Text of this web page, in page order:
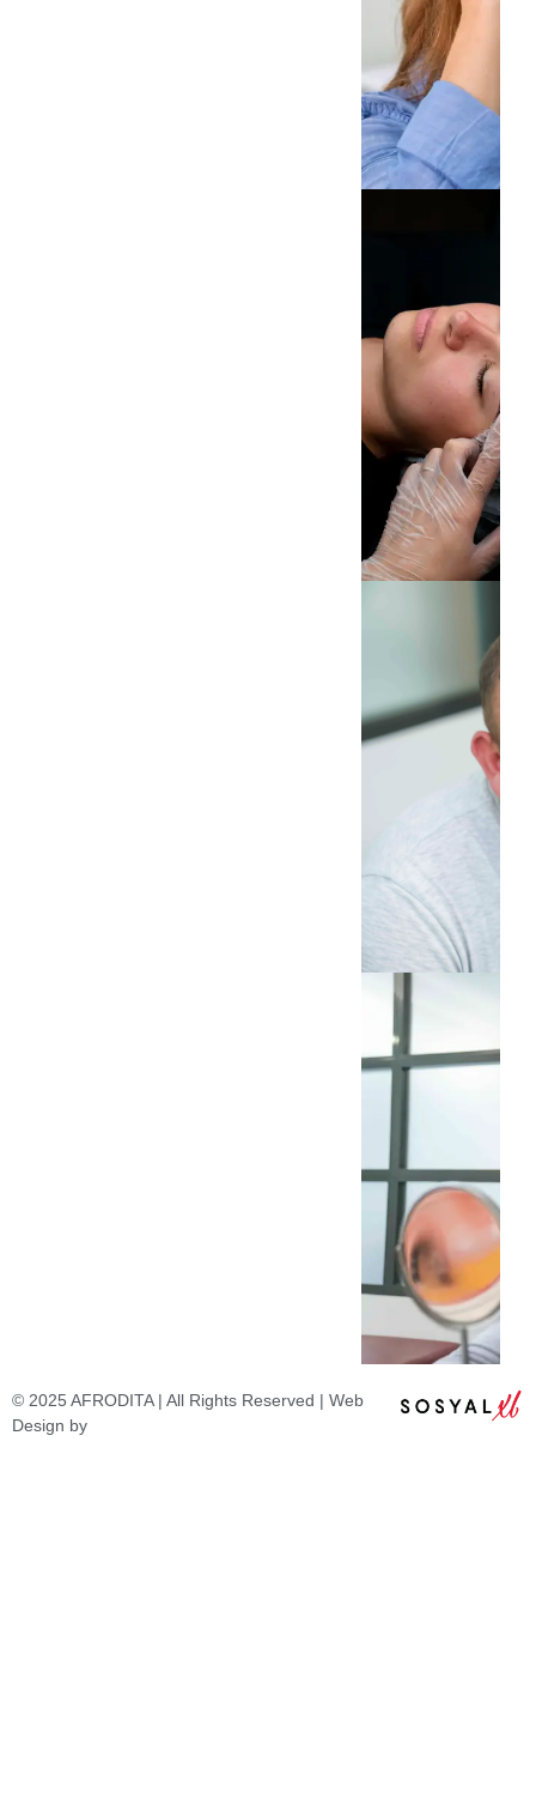
© 2025 AFRODITA | All Rights Reserved | Web
Design by